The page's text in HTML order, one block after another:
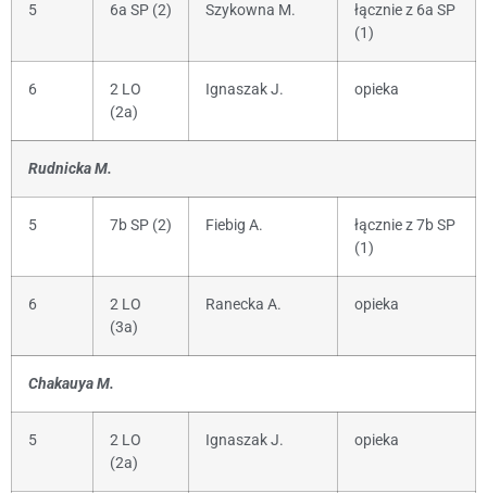
5 6a SP (2) Szykowna M.
łącznie z 6a SP
(1)
6
2 LO
(2a)
Ignaszak J. opieka
Rudnicka M.
5 7b SP (2) Fiebig A.
łącznie z 7b SP
(1)
6
2 LO
(3a)
Ranecka A. opieka
Chakauya M.
5
2 LO
(2a)
Ignaszak J. opieka